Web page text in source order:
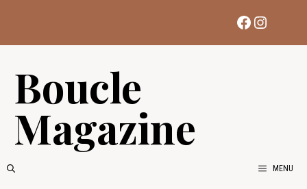
contenu
Facebook
Boucle
Magazine
MENU